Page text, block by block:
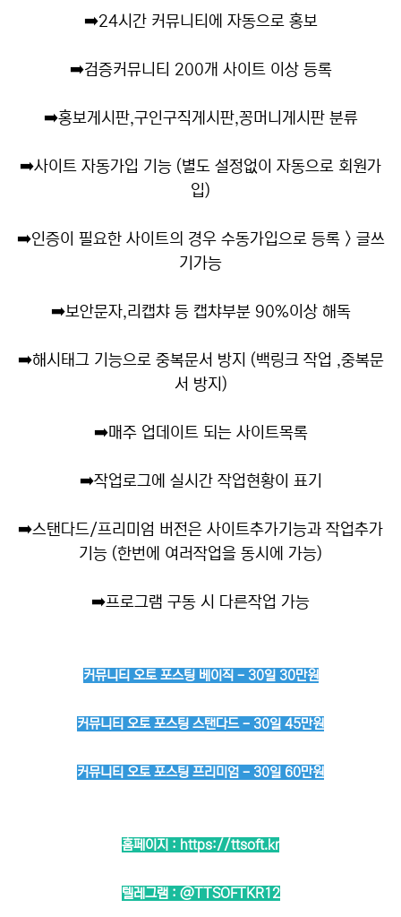
➡️24시간 커뮤니티에 자동으로 홍보
➡️검증커뮤니티 200개 사이트 이상 등록
➡️홍보게시판,구인구직게시판,꽁머니게시판 분류
➡️사이트 자동가입 기능 (별도 설정없이 자동으로 회원가
입)
➡️인증이 필요한 사이트의 경우 수동가입으로 등록 > 글쓰
기가능
➡️보안문자,리캡챠 등 캡챠부분 90%이상 해독
➡️해시태그 기능으로 중복문서 방지 (백링크 작업 ,중복문
서 방지)
➡️매주 업데이트 되는 사이트목록
➡️작업로그에 실시간 작업현황이 표기
➡️스탠다드/프리미엄 버전은 사이트추가기능과 작업추가
기능 (한번에 여러작업을 동시에 가능)
➡️프로그램 구동 시 다른작업 가능
커뮤니티 오토 포스팅 베이직 - 30일 30만원
커뮤니티 오토 포스팅 스탠다드 - 30일 45만원
커뮤니티 오토 포스팅 프리미엄 - 30일 60만원
홈페이지 : https://ttsoft.kr
텔레그램 : @TTSOFTKR12